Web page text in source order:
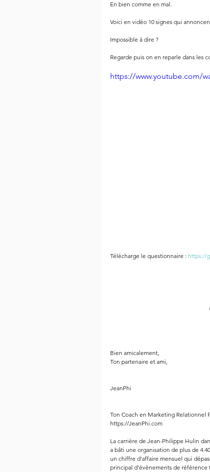
En bien comme en mal.
Voici en vidéo 10 signes qui
Impossible à dire ?
Regarde puis on en reparle dans les
https://www.youtube.com/
Télécharge le questionnaire : https://
Bien amicalement,
Ton partenaire et ami,
JeanPhi
Ton Coach en Marketing Relationnel
https://JeanPhi.com
La carrière de Jean-Philippe Hulin
a bâti une organisation de plus de
un chiffre d'affaire mensuel qui
principal d'évènements de référence